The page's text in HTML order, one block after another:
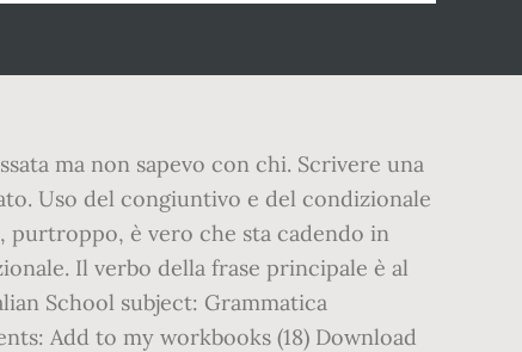
ma non sapevo con chi. Scrivere una
Uso del congiuntivo e del condizionale
purtroppo, è vero che sta cadendo in
Il verbo della frase principale è al
School subject: Grammatica
Add to my workbooks (18) Download